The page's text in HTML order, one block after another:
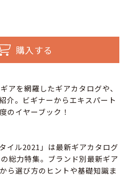
購入する
アを網羅したギアカタログや、
介。ビギナーからエキスパート
のイヤーブック！
イル2021」は最新ギアカタログ
総力特集。ブランド別最新ギア
ら選び方のヒントや基礎知識ま